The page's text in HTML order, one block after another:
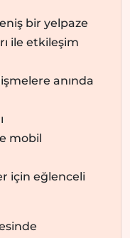
bir yelpaze
ile etkileşim
anında
mobil
için eğlenceli